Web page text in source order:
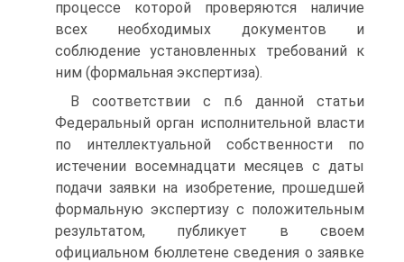
процессе которой проверяются наличие
всех необходимых документов и
соблюдение установленных требований к
ним (формальная экспертиза).
В соответствии с п.6 данной статьи
Федеральный орган исполнительной власти
по интеллектуальной собственности по
истечении восемнадцати месяцев с даты
подачи заявки на изобретение, прошедшей
формальную экспертизу с положительным
результатом, публикует в своем
официальном бюллетене сведения о заявке